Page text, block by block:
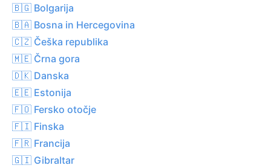
🇧🇬 Bolgarija
🇧🇦 Bosna in Hercegovina
🇨🇿 Češka republika
🇲🇪 Črna gora
🇩🇰 Danska
🇪🇪 Estonija
🇫🇴 Fersko otočje
🇫🇮 Finska
🇫🇷 Francija
🇬🇮 Gibraltar